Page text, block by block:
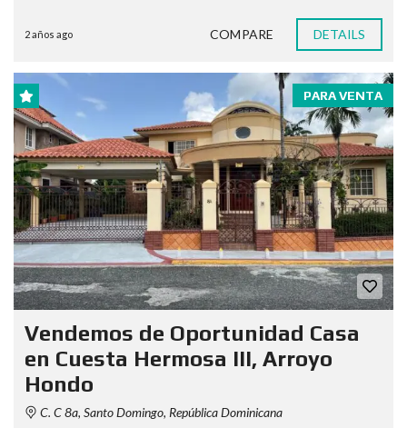
2 años ago COMPARE DETAILS
PARA VENTA
Vendemos de Oportunidad Casa
en Cuesta Hermosa III, Arroyo
Hondo
C. C 8a, Santo Domingo, República Dominicana